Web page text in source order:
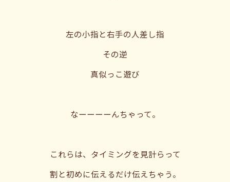
左の小指と右手の人差し指
その逆
真似っこ遊び
なーーーーんちゃって。
これらは、タイミングを見計らって
割と初めに伝えるだけ伝えちゃう。